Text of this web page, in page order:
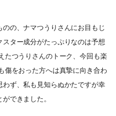
のの、ナマつうりさんにお目もじ
ター成分がたっぷりなのは予想
たつうりさんのトーク、今回も楽
傷をおった方へは真摯に向き合わ
ず、私も見知らぬかたですが幸
できました。